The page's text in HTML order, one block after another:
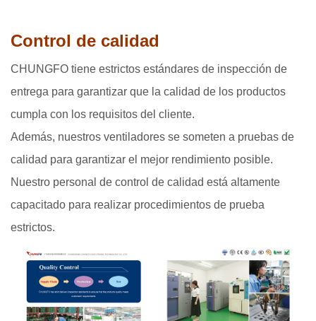
Control de calidad
CHUNGFO tiene estrictos estándares de inspección de
entrega para garantizar que la calidad de los productos
cumpla con los requisitos del cliente.
Además, nuestros ventiladores se someten a pruebas de
calidad para garantizar el mejor rendimiento posible.
Nuestro personal de control de calidad está altamente
capacitado para realizar procedimientos de prueba
estrictos.